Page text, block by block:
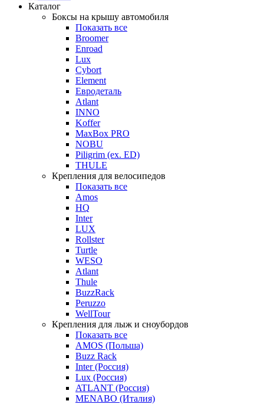
Каталог
Боксы на крышу автомобиля
Показать все
Broomer
Enroad
Lux
Cybort
Element
Евродеталь
Atlant
INNO
Koffer
MaxBox PRO
NOBU
Piligrim (ex. ED)
THULE
Крепления для велосипедов
Показать все
Amos
HQ
Inter
LUX
Rollster
Turtle
WESO
Atlant
Thule
BuzzRack
Peruzzo
WellTour
Крепления для лыж и сноубордов
Показать все
AMOS (Польша)
Buzz Rack
Inter (Россия)
Lux (Россия)
ATLANT (Россия)
MENABO (Италия)